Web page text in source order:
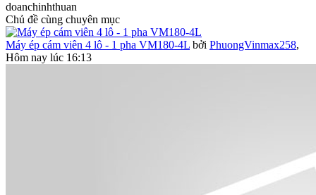
doanchinhthuan
Chủ đề cùng chuyên mục
Máy ép cám viên 4 lô - 1 pha VM180-4L bởi PhuongVinmax258,
Hôm nay lúc 16:13